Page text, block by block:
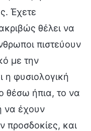
Έχετε
θέλει να
πιστεύουν
με την
η φυσιολογική
θέσω ήπια, το να
να έχουν
προσδοκίες, και